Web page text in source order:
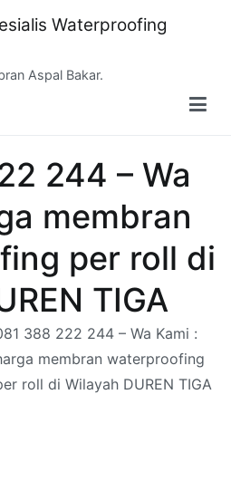
Waterproofing
Aspal Bakar.
244 – Wa
membran
per roll di
TIGA
388 222 244 – Wa Kami :
membran waterproofing
roll di Wilayah DUREN TIGA